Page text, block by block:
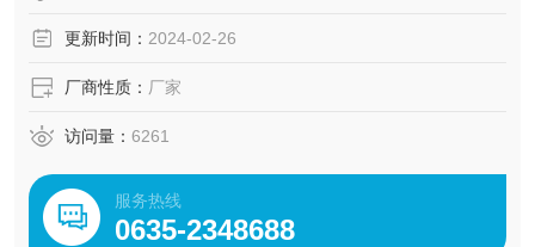
更新时间： 2024-02-26
厂商性质： 厂家
访问量： 6261
服务热线
0635-2348688